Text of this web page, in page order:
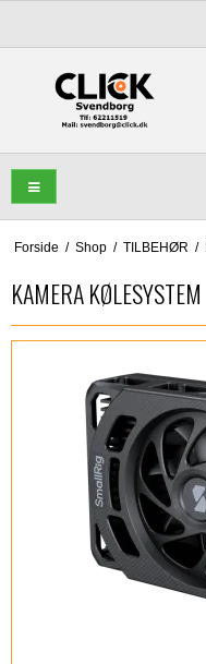
Forside / Shop / TILBEHØR /
KAMERA KØLESYSTEM